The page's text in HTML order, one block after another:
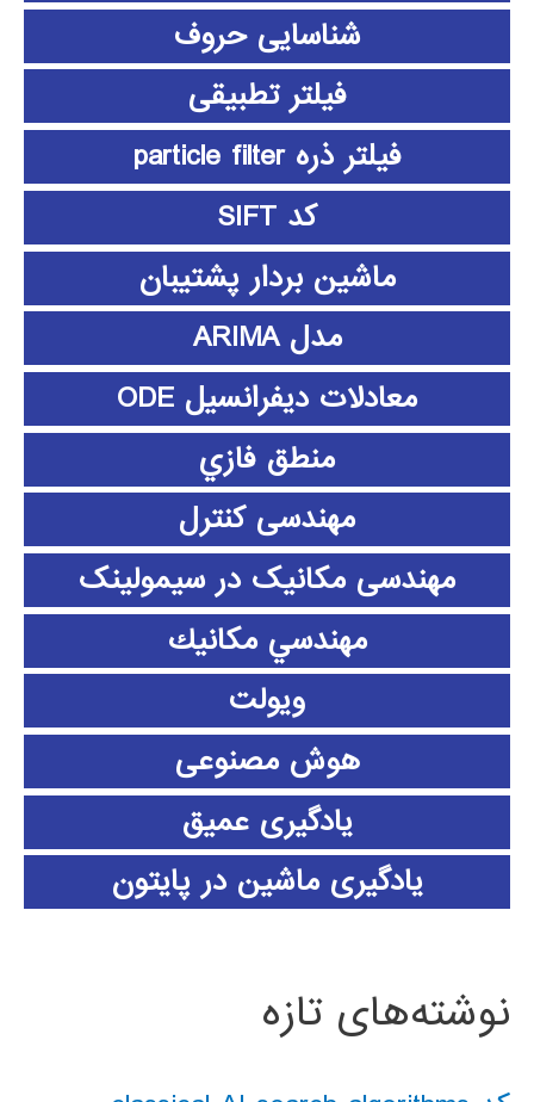
شناسایی حروف
فیلتر تطبیقی
فیلتر ذره particle filter
کد SIFT
ماشین بردار پشتیبان
مدل ARIMA
معادلات دیفرانسیل ODE
منطق فازي
مهندسی کنترل
مهندسی مکانیک در سیمولینک
مهندسي مكانيك
ویولت
هوش مصنوعی
یادگیری عمیق
یادگیری ماشین در پایتون
نوشته‌های تازه